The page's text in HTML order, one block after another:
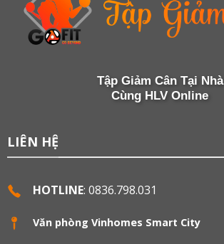
Tập Giảm Cân Tại Nhà
Cùng HLV Online
LIÊN HỆ
HOTLINE: 0836.798.031
Văn phòng Vinhomes Smart City